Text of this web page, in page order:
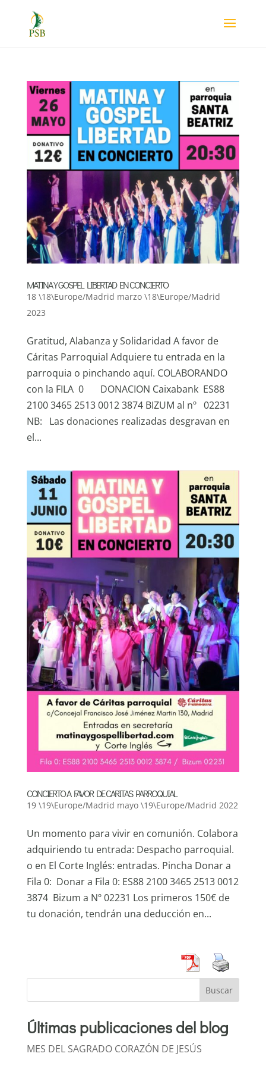
MATINA Y GOSPEL LIBERTAD EN CONCIERTO
18 \18\Europe/Madrid marzo \18\Europe/Madrid
2023
Gratitud, Alabanza y Solidaridad A favor de
Cáritas Parroquial Adquiere tu entrada en la
parroquia o pinchando aquí. COLABORANDO
con la FILA 0 DONACION Caixabank ES88
2100 3465 2513 0012 3874 BIZUM al nº 02231
NB: Las donaciones realizadas desgravan en
el...
CONCIERTO A FAVOR DE CARITAS PARROQUIAL
19 \19\Europe/Madrid mayo \19\Europe/Madrid 2022
Un momento para vivir en comunión. Colabora
adquiriendo tu entrada: Despacho parroquial.
o en El Corte Inglés: entradas. Pincha Donar a
Fila 0: Donar a Fila 0: ES88 2100 3465 2513 0012
3874 Bizum a Nº 02231 Los primeros 150€ de
tu donación, tendrán una deducción en...
Buscar
Últimas publicaciones del blog
MES DEL SAGRADO CORAZÓN DE JESÚS